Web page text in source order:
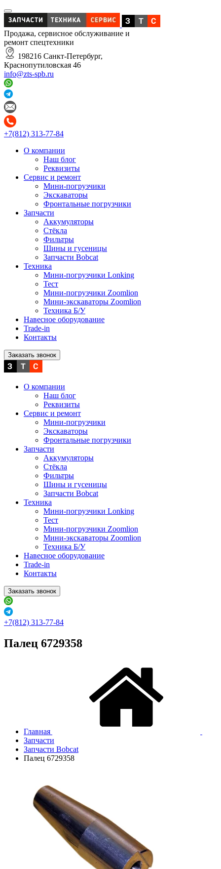
Продажа, сервисное обслуживание и
ремонт спецтехники
198216 Санкт-Петербург,
Краснопутиловская 46
info@zts-spb.ru
+7(812) 313-77-84
О компании
Наш блог
Реквизиты
Сервис и ремонт
Мини-погрузчики
Экскаваторы
Фронтальные погрузчики
Запчасти
Аккумуляторы
Стёкла
Фильтры
Шины и гусеницы
Запчасти Bobcat
Техника
Мини-погрузчики Lonking
Тест
Мини-погрузчики Zoomlion
Мини-экскаваторы Zoomlion
Техника Б/У
Навесное оборудование
Trade-in
Контакты
Заказать звонок
О компании
Наш блог
Реквизиты
Сервис и ремонт
Мини-погрузчики
Экскаваторы
Фронтальные погрузчики
Запчасти
Аккумуляторы
Стёкла
Фильтры
Шины и гусеницы
Запчасти Bobcat
Техника
Мини-погрузчики Lonking
Тест
Мини-погрузчики Zoomlion
Мини-экскаваторы Zoomlion
Техника Б/У
Навесное оборудование
Trade-in
Контакты
Заказать звонок
+7(812) 313-77-84
Палец 6729358
Главная
Запчасти
Запчасти Bobcat
Палец 6729358